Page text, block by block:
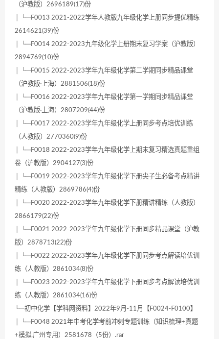
（沪教版）2696189(17)份
│ └─F0013 2021-2022学年人教版九年级化学上册同步提优精练
2614621(39)份
│ └─F0014 2022-2023九年级化学上册期末复习学案（沪教版）
2894769(10)份
│ └─F0015 2022-2023学年九年级化学第二学期同步精品课堂
（沪教版·上海）2881506(18)份
│ └─F0016 2022-2023学年九年级化学第一学期同步精品课堂
（沪教版·上海）2807209(44)份
│ └─F0017 2022-2023学年九年级化学上册同步考点培优训练
（人教版）2770360(9)份
│ └─F0018 2022-2023学年九年级化学上期末复习精选真题重组
卷（沪教版）2904127(3)份
│ └─F0019 2022-2023学年九年级化学下册尖子生必备考点精讲
精练（人教版）2869786(4)份
│ └─F0020 2022-2023学年九年级化学下册精讲精练（人教版）
2866179(22)份
│ └─F0021 2022-2023学年九年级化学下册同步精品课堂（沪教
版）2878713(22)份
│ └─F0022 2022-2023学年九年级化学下册同步考点解读培优训
练（人教版）2861034(8)份
│ └─F0023 2022-2023学年九年级化学下册同步考点解读培优训
练（人教版）2861034(16)份
└─初中化学【学科网资料】2022年9月-11月【F0024-F0100】
│ └─F0048 2021年中考化学考前冲刺专题训练（知识梳理+真题
+模拟,广州专用）2581678（5份）.rar